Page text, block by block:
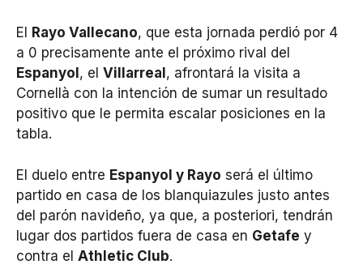
El Rayo Vallecano, que esta jornada perdió por 4
a 0 precisamente ante el próximo rival del
Espanyol , el Villarreal , afrontará la visita a
Cornellà con la intención de sumar un resultado
positivo que le permita escalar posiciones en la
tabla.
El duelo entre Espanyol y Rayo será el último
partido en casa de los blanquiazules justo antes
del parón navideño, ya que, a posteriori, tendrán
lugar dos partidos fuera de casa en Getafe y
contra el Athletic Club.